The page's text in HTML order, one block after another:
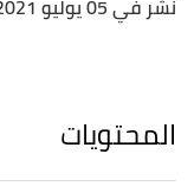
نُشر في 05 يوليو 2021
المحتويات